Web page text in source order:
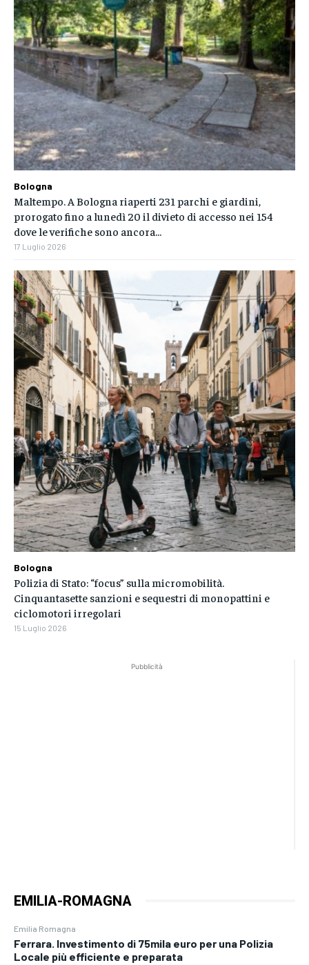
Pubblicità
EMILIA-ROMAGNA
Emilia Romagna
Ferrara. Investimento di 75mila euro per una Polizia
Locale più efficiente e preparata
Bologna
Maltempo. A Bologna riaperti 231 parchi e giardini,
prorogato fino a lunedì 20 il divieto di accesso nei 154
dove le verifiche sono ancora...
17 Luglio 2026
Bologna
Polizia di Stato: “focus” sulla micromobilità.
Cinquantasette sanzioni e sequestri di monopattini e
ciclomotori irregolari
15 Luglio 2026